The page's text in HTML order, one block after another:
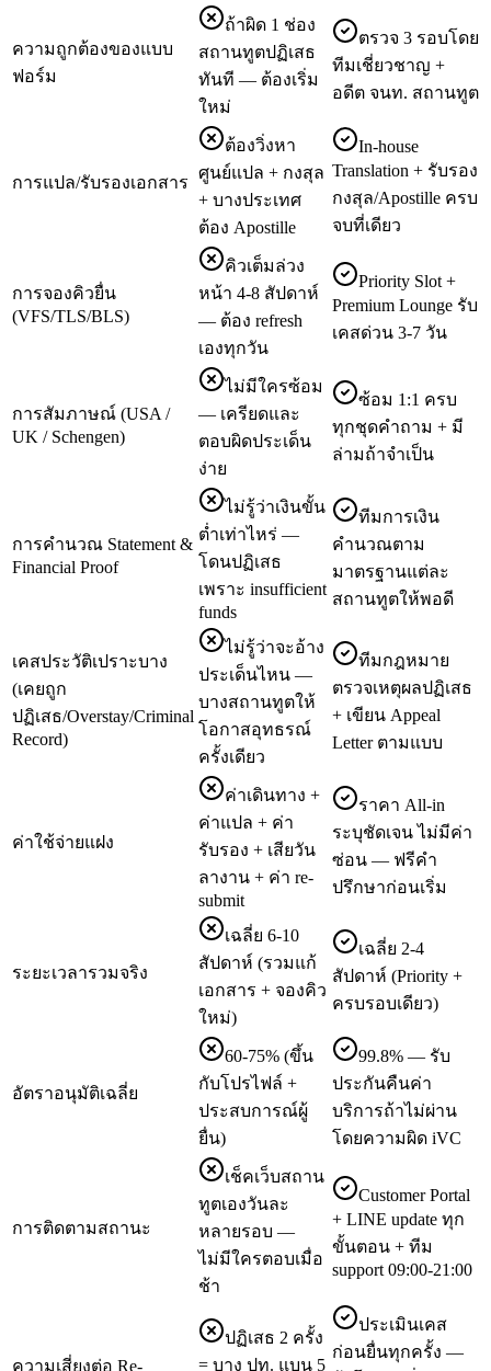
ความถูกต้องของแบบ
ฟอร์ม
ถ้าผิด 1 ช่อง
สถานทูตปฏิเสธ
ทันที — ต้องเริ่ม
ใหม่
ตรวจ 3 รอบโดย
ทีมเชี่ยวชาญ +
อดีต จนท. สถานทูต
การแปล/รับรองเอกสาร
ต้องวิ่งหา
ศูนย์แปล + กงสุล
+ บางประเทศ
ต้อง Apostille
In-house
Translation + รับรอง
กงสุล/Apostille ครบ
จบที่เดียว
การจองคิวยื่น
(VFS/TLS/BLS)
คิวเต็มล่วง
หน้า 4-8 สัปดาห์
— ต้อง refresh
เองทุกวัน
Priority Slot +
Premium Lounge รับ
เคสด่วน 3-7 วัน
การสัมภาษณ์ (USA /
UK / Schengen)
ไม่มีใครซ้อม
— เครียดและ
ตอบผิดประเด็น
ง่าย
ซ้อม 1:1 ครบ
ทุกชุดคำถาม + มี
ล่ามถ้าจำเป็น
การคำนวณ Statement &
Financial Proof
ไม่รู้ว่าเงินขั้น
ต่ำเท่าไหร่ —
โดนปฏิเสธ
เพราะ insufficient
funds
ทีมการเงิน
คำนวณตาม
มาตรฐานแต่ละ
สถานทูตให้พอดี
เคสประวัติเปราะบาง
(เคยถูก
ปฏิเสธ/Overstay/Criminal
Record)
ไม่รู้ว่าจะอ้าง
ประเด็นไหน —
บางสถานทูตให้
โอกาสอุทธรณ์
ครั้งเดียว
ทีมกฎหมาย
ตรวจเหตุผลปฏิเสธ
+ เขียน Appeal
Letter ตามแบบ
ค่าใช้จ่ายแฝง
ค่าเดินทาง +
ค่าแปล + ค่า
รับรอง + เสียวัน
ลางาน + ค่า re-
submit
ราคา All-in
ระบุชัดเจน ไม่มีค่า
ซ่อน — ฟรีคำ
ปรึกษาก่อนเริ่ม
ระยะเวลารวมจริง
เฉลี่ย 6-10
สัปดาห์ (รวมแก้
เอกสาร + จองคิว
ใหม่)
เฉลี่ย 2-4
สัปดาห์ (Priority +
ครบรอบเดียว)
อัตราอนุมัติเฉลี่ย
60-75% (ขึ้น
กับโปรไฟล์ +
ประสบการณ์ผู้
ยื่น)
99.8% — รับ
ประกันคืนค่า
บริการถ้าไม่ผ่าน
โดยความผิด iVC
การติดตามสถานะ
เช็คเว็บสถาน
ทูตเองวันละ
หลายรอบ —
ไม่มีใครตอบเมื่อ
ช้า
Customer Portal
+ LINE update ทุก
ขั้นตอน + ทีม
support 09:00-21:00
ความเสี่ยงต่อ Re-
ปฏิเสธ 2 ครั้ง
= บาง ปท. แบน 5
ประเมินเคส
ก่อนยื่นทุกครั้ง —